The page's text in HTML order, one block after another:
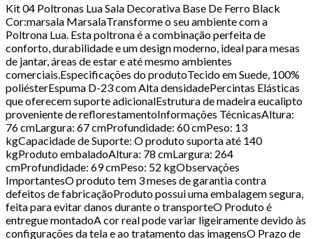
Kit 04 Poltronas Lua Sala Decorativa Base De Ferro Black
Cor:marsala MarsalaTransforme o seu ambiente com a
Poltrona Lua. Esta poltrona é a combinação perfeita de
conforto, durabilidade e um design moderno, ideal para mesas
de jantar, áreas de estar e até mesmo ambientes
comerciais.Especificações do produtoTecido em Suede, 100%
poliésterEspuma D-23 com Alta densidadePercintas Elásticas
que oferecem suporte adicionalEstrutura de madeira eucalipto
proveniente de reflorestamentoInformações TécnicasAltura:
76 cmLargura: 67 cmProfundidade: 60 cmPeso: 13
kgCapacidade de Suporte: O produto suporta até 140
kgProduto embaladoAltura: 78 cmLargura: 264
cmProfundidade: 69 cmPeso: 52 kgObservações
ImportantesO produto tem 3 meses de garantia contra
defeitos de fabricaçãoProduto possui uma embalagem segura,
feita para evitar danos durante o transporteO Produto é
entregue montadoA cor real pode variar ligeiramente devido às
configurações da tela e ao tratamento das imagensO Prazo de